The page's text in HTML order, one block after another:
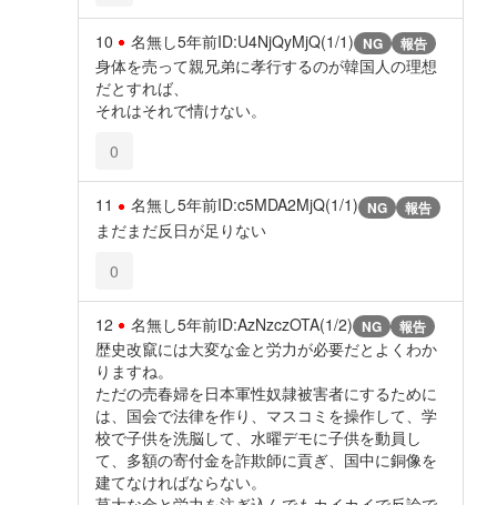
10 名無し5年前ID:U4NjQyMjQ(1/1) NG 報告
身体を売って親兄弟に孝行するのが韓国人の理想
だとすれば、
それはそれで情けない。
0
11 名無し5年前ID:c5MDA2MjQ(1/1) NG 報告
まだまだ反日が足りない
0
12 名無し5年前ID:AzNzczOTA(1/2) NG 報告
歴史改竄には大変な金と労力が必要だとよくわか
りますね。
ただの売春婦を日本軍性奴隷被害者にするために
は、国会で法律を作り、マスコミを操作して、学
校で子供を洗脳して、水曜デモに子供を動員し
て、多額の寄付金を詐欺師に貢ぎ、国中に銅像を
建てなければならない。